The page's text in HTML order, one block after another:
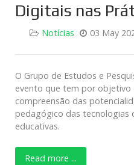
Digitais nas
Notícias 03 May
O Grupo de Estudos e
evento que tem por objetivo
compreensão das
pedagógico das tecnologias
educativas.
Read more ...